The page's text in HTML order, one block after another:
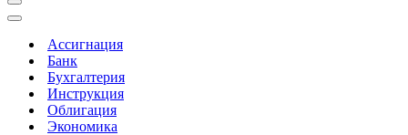
Меню
навигации
Меню
навигацииАссигнация
Банк
Бухгалтерия
Инструкция
Облигация
Экономика